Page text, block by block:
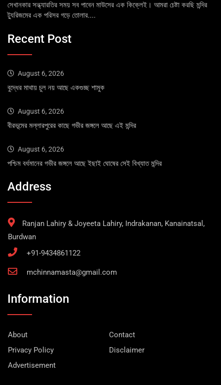
সেখানকার সন্ধ্যারতির সময় সব পাবেন মাউসের এক কিক্লেই। আমরা চেষ্টা করছি মন্দির
ট্যুরিজমের এক পরিসর গড়ে তোলার....
Recent Post
August 6, 2026
বুদ্ধের মাথায় চুল নয় আছে একগুচ্ছ শামুক
August 6, 2026
বীরভূমের মল্লারপুরের কাছে গভীর জঙ্গলে আছে এই মন্দির
August 6, 2026
পশ্চিম বর্ধমানের গভীর জঙ্গলে আছে ইছাই ঘোষের সেই বিখ্যাত মন্দির
Address
Ranjan Lahiry & Joyeeta Lahiry, Indrakanan, Kanainatsal,
Burdwan
+91-9434861122
mchinnamasta@gmail.com
Information
About
Contact
Privacy Policy
Disclaimer
Advertisement